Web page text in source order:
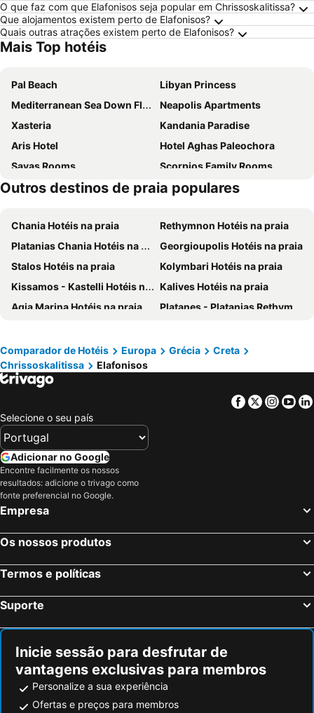
O que faz com que Elafonisos seja popular em Chrissoskalitissa?
Que alojamentos existem perto de Elafonisos?
Quais outras atrações existem perto de Elafonisos?
Mais Top hotéis
Pal Beach
Libyan Princess
Mediterranean Sea Down Floor
Neapolis Apartments
Xasteria
Kandania Paradise
Aris Hotel
Hotel Aghas Paleochora
Savas Rooms
Scorpios Family Rooms
Glykeria Hotel
Serenity Hideaway
Outros destinos de praia populares
Chania Hotéis na praia
Rethymnon Hotéis na praia
Platanias Chania Hotéis na praia
Georgioupolis Hotéis na praia
Stalos Hotéis na praia
Kolymbari Hotéis na praia
Kissamos - Kastelli Hotéis na praia
Kalives Hotéis na praia
Agia Marina Hotéis na praia
Platanes - Platanias Rethymnon Hotéis na praia
Plakias Hotéis na praia
Kalathas Hotéis na praia
Maleme Hotéis na praia
Adele Hotéis na praia
Kalamaki Chania Hotéis na praia
Akrotiri Hotéis na praia
Gerani Hotéis na praia
Kambos Pigis Hotéis na praia
Kamissiana Hotéis na praia
Paleochora Hotéis na praia
Chora Sfakion Hotéis na praia Spilia Hotéis na praia
Perivolia Hotéis na praia
Souda Hotéis na praia
Sougia Hotéis na praia
Comparador de Hotéis Europa Grécia
Creta
Chrissoskalitissa
Elafonisos
Facebook
Twitter
Selecione o seu país
Adicionar no Google
Encontre facilmente os nossos
resultados: adicione o trivago como
fonte preferencial no Google.
Empresa
Os nossos produtos
Termos e políticas
Suporte
Inicie sessão para desfrutar de
vantagens exclusivas para membros
Personalize a sua experiência
Ofertas e preços para membros